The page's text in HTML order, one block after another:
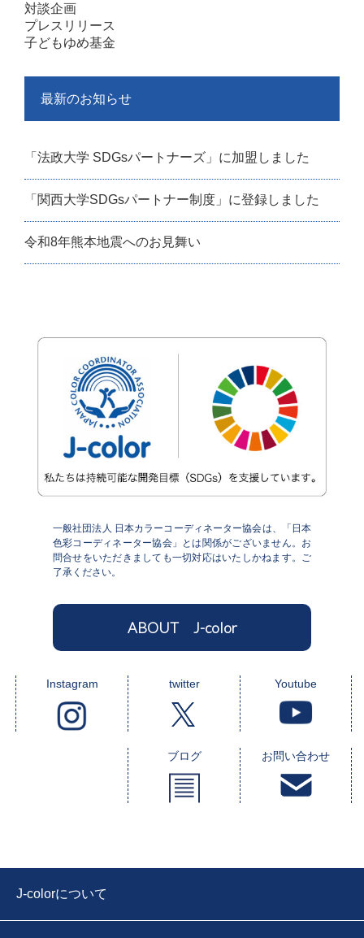
対談企画
プレスリリース
子どもゆめ基金
最新のお知らせ
「法政大学 SDGsパートナーズ」に加盟しました
「関西大学SDGsパートナー制度」に登録しました
令和8年熊本地震へのお見舞い
一般社団法人 日本カラーコーディネーター協会は、「日本
色彩コーディネーター協会」とは関係がございません。お
問合せをいただきましても一切対応はいたしかねます。ご
了承ください。
ABOUT J-color
Instagram twitter Youtube
ブログ お問い合わせ
J-colorについて